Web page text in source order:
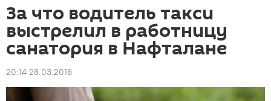
За что водитель такси
выстрелил в работницу
санатория в Нафталане
20:14 28.03.2018